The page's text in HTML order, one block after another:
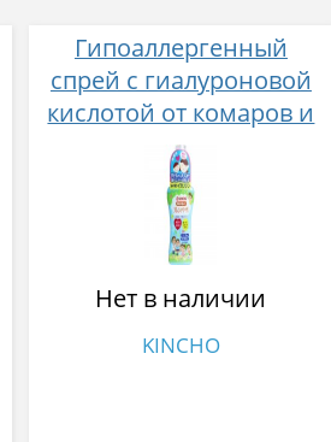
Гипоаллергенный
спрей с гиалуроновой
кислотой от комаров и
клещей без запаха
Kincho Gold Bird Pre-
shower DF Mist 80 мл
Нет в наличии
KINCHO